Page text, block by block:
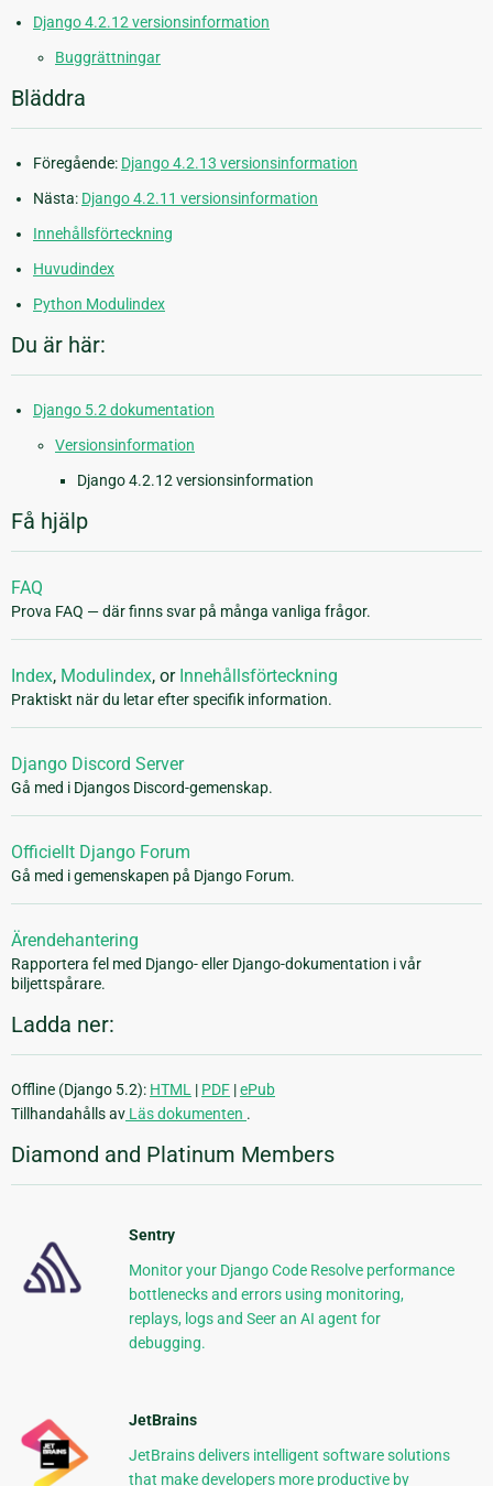
Django 4.2.12 versionsinformation
Buggrättningar
Bläddra
Föregående: Django 4.2.13 versionsinformation
Nästa: Django 4.2.11 versionsinformation
Innehållsförteckning
Huvudindex
Python Modulindex
Du är här:
Django 5.2 dokumentation
Versionsinformation
Django 4.2.12 versionsinformation
Få hjälp
FAQ
Prova FAQ — där finns svar på många vanliga frågor.
Index, Modulindex, or Innehållsförteckning
Praktiskt när du letar efter specifik information.
Django Discord Server
Gå med i Djangos Discord-gemenskap.
Officiellt Django Forum
Gå med i gemenskapen på Django Forum.
Ärendehantering
Rapportera fel med Django- eller Django-dokumentation i vår
biljettspårare.
Ladda ner:
Offline (Django 5.2): HTML | PDF |ePub
Tillhandahålls av Läs dokumenten .
Diamond and Platinum Members
Sentry
Monitor your Django Code Resolve performance
bottlenecks and errors using monitoring,
replays, logs and Seer an AI agent for
debugging.
JetBrains
JetBrains delivers intelligent software solutions
that make developers more productive by